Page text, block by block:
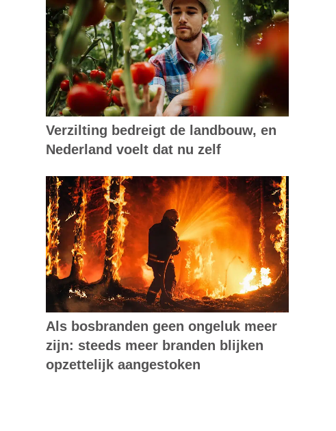
Verzilting bedreigt de landbouw, en
Nederland voelt dat nu zelf
Als bosbranden geen ongeluk meer
zijn: steeds meer branden blijken
opzettelijk aangestoken